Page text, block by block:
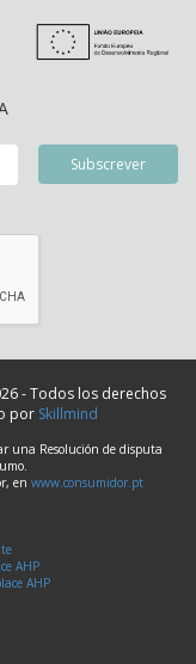
- Todos los derechos
por Skillmind
una Resolución de disputa
en www.consumidor.pt
AHP
AHP